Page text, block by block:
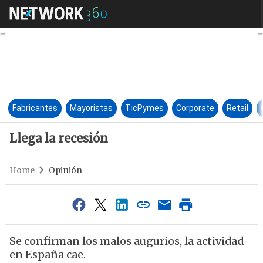
Llega la recesión
Fabricantes Mayoristas TicPymes Corporate Retail
Llega la recesión
Home Opinión
Se confirman los malos augurios, la actividad
en España cae.